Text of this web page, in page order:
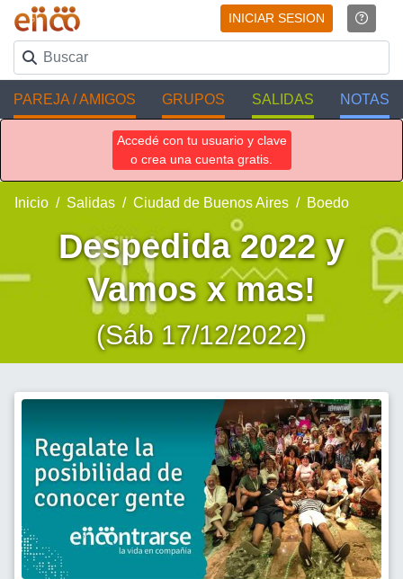
INICIAR SESION
PAREJA / AMIGOS GRUPOS SALIDAS NOTAS
Accedé con tu usuario y clave
o crea una cuenta gratis.
Inicio Salidas Ciudad de Buenos Aires Boedo
Despedida 2022 y
Vamos x mas!
(Sáb 17/12/2022)